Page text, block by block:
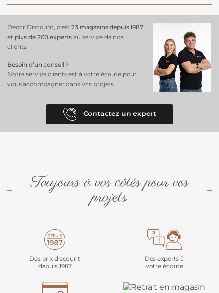
Décor Discount, c'est 23 magasins depuis 1987
et plus de 200 experts au service de nos
clients.
Besoin d’un conseil ?
Notre service clients est à votre écoute pour
vous accompagner dans vos projets.
Contactez un expert
Toujours à vos côtés pour vos
projets
Des prix discount
depuis 1987
Des experts à
votre écoute